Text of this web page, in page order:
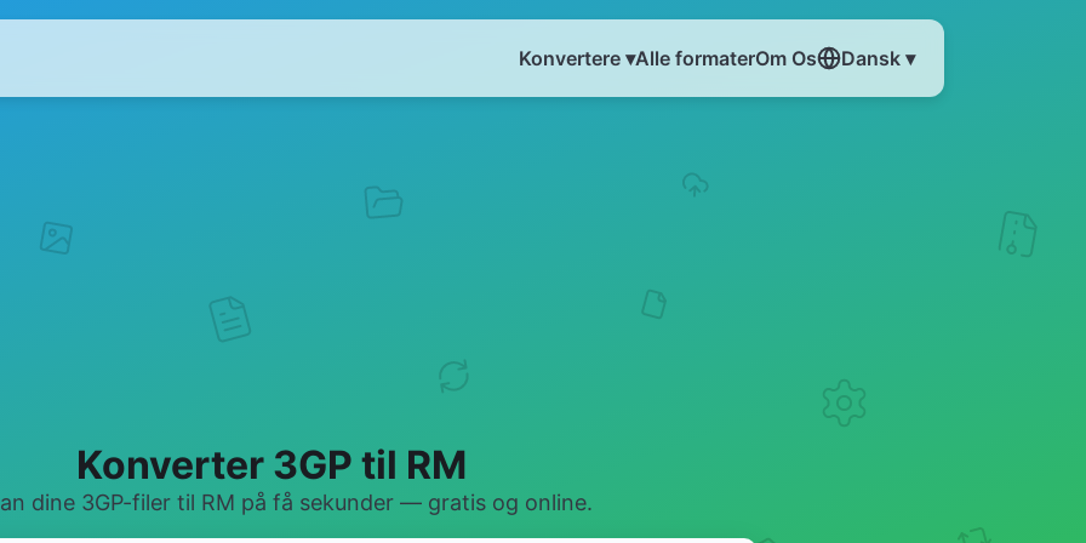
Konvertere ▾Alle formaterOm Os Dansk ▾
Konverter 3GP til RM
dine 3GP-filer til RM på få sekunder — gratis og online.